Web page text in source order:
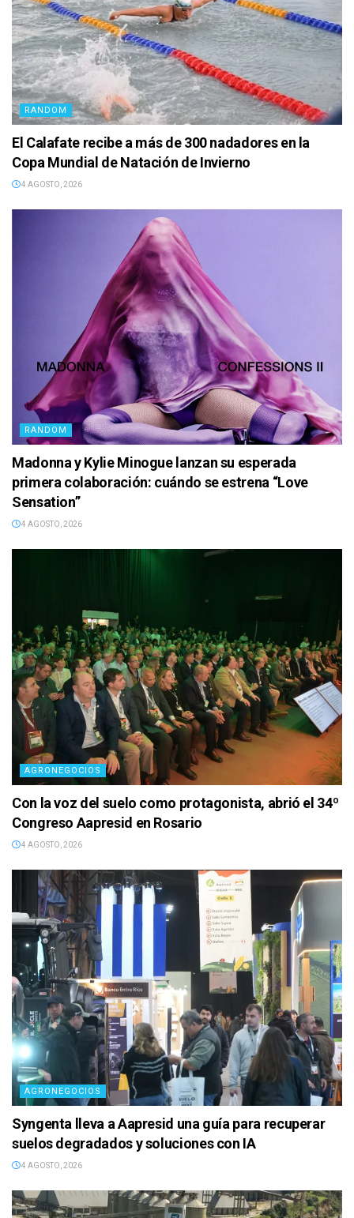
RANDOM
El Calafate recibe a más de 300 nadadores en la
Copa Mundial de Natación de Invierno
4 AGOSTO, 2026
RANDOM
Madonna y Kylie Minogue lanzan su esperada
primera colaboración: cuándo se estrena “Love
Sensation”
4 AGOSTO, 2026
AGRONEGOCIOS
Con la voz del suelo como protagonista, abrió el 34º
Congreso Aapresid en Rosario
4 AGOSTO, 2026
AGRONEGOCIOS
Syngenta lleva a Aapresid una guía para recuperar
suelos degradados y soluciones con IA
4 AGOSTO, 2026